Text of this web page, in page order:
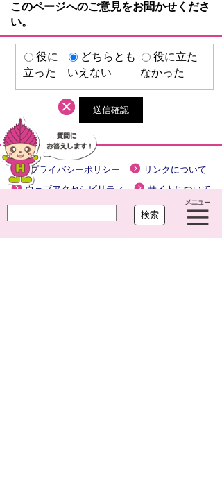
このページへのご意見をお聞かせくださ
い。
役に
立った
どちらとも
いえない
役に立た
なかった
プライバシーポリシー
リンクについて
ウェブアクセシビリティ
サイトについて
大治町役場